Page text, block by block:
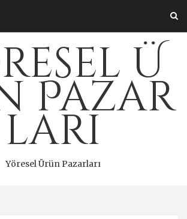
Ü
Pazar
ları
Yöresel Ürün Pazarları